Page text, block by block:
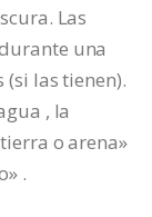
Las
una
las tienen).
, la
o arena»
.